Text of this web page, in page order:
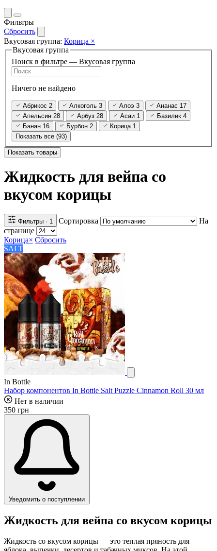
Фильтры
Сбросить
Вкусовая группа: Корица ×
Вкусовая группа
Поиск в фильтре — Вкусовая группа
Ничего не найдено
Абрикос 2 Алкоголь 3 Алоэ 3 Ананас 17
Апельсин 28 Арбуз 28 Асаи 1 Базилик 4
Банан 16 Бурбон 2 Корица 1
Показать все (93)
Показать товары
Жидкость для вейпа со
вкусом корицы
Фильтры · 1 Сортировка
На
странице
Корица× Сбросить
SALT
In Bottle
Набор компонентов In Bottle Salt Puzzle Cinnamon Roll 30 мл
Нет в наличии
350 грн
Уведомить о поступлении
Жидкость для вейпа со вкусом корицы
Жидкость со вкусом корицы — это теплая пряность для